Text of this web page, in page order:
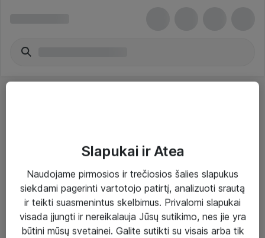
Paslaugos
Sprendimai
Įgyvendinti projektai
Slapukai ir Atea
Naudojame pirmosios ir trečiosios šalies slapukus
siekdami pagerinti vartotojo patirtį, analizuoti srautą
ir teikti suasmenintus skelbimus. Privalomi slapukai
visada įjungti ir nereikalauja Jūsų sutikimo, nes jie yra
būtini mūsų svetainei. Galite sutikti su visais arba tik